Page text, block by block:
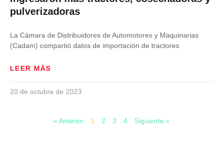
pulverizadoras
La Cámara de Distribuidores de Automotores y Maquinarias
(Cadam) compartió datos de importación de tractores
LEER MÁS
20 de octubre de 2023
« Anterior 1 2 3 4 Siguiente »